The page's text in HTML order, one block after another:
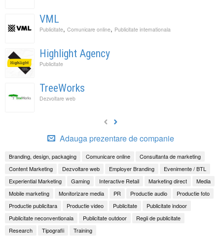
VML
Publicitate, Comunicare online, Publicitate internationala
Highlight Agency
Publicitate
TreeWorks
Dezvoltare web
Adauga prezentare de companie
Branding, design, packaging Comunicare online
Consultanta de marketing
Content Marketing
Dezvoltare web Employer Branding
Evenimente / BTL
Experiential Marketing
Gaming Interactive Retail Marketing direct
Media
Mobile marketing
Monitorizare media PR Productie audio
Productie foto
Productie publicitara
Productie video Publicitate
Publicitate indoor
Publicitate neconventionala
Publicitate outdoor
Regii de publicitate
Research
Tipografii Training